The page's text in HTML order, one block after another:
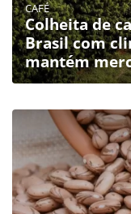
CAFÉ
Colheita de
Brasil com
mantém